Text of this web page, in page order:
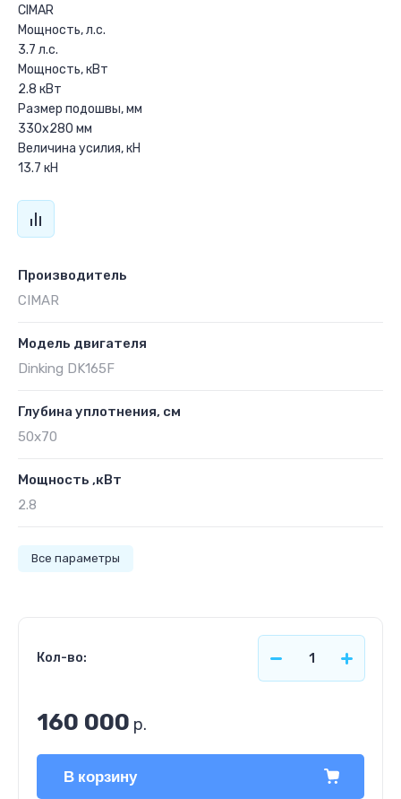
CIMAR
Мощность, л.с.
3.7 л.с.
Мощность, кВт
2.8 кВт
Размер подошвы, мм
330x280 мм
Величина усилия, кН
13.7 кН
Производитель
CIMAR
Модель двигателя
Dinking DK165F
Глубина уплотнения, см
50х70
Мощность ,кВт
2.8
Все параметры
Кол-во:
160 000 р.
В корзину